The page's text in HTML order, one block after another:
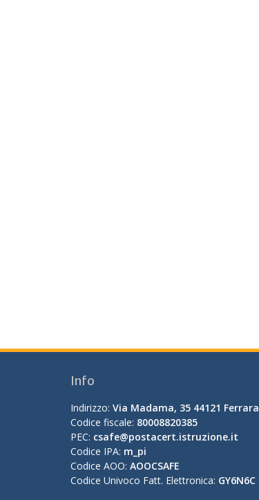
Info
Indirizzo: Via Madama, 35 44121 Ferrara
Codice fiscale: 80008820385
PEC: csafe@postacert.istruzione.it
Codice IPA: m_pi
Codice AOO: AOOCSAFE
Codice Univoco Fatt. Elettronica: GY6N6C